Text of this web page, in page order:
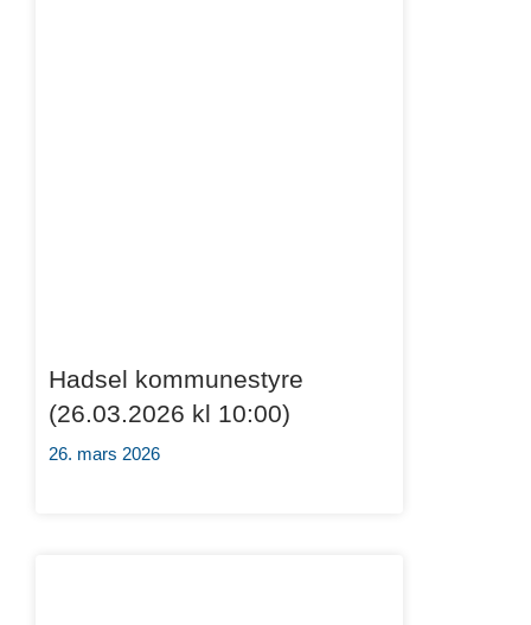
Hadsel kommunestyre
(26.03.2026 kl 10:00)
26. mars 2026